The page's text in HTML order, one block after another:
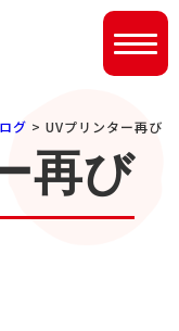
グ > UVプリンター再び
再び